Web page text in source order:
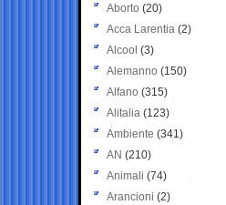
Aborto (20)
Acca Larentia (2)
Alcool (3)
Alemanno (150)
Alfano (315)
Alitalia (123)
Ambiente (341)
AN (210)
Animali (74)
Arancioni (2)